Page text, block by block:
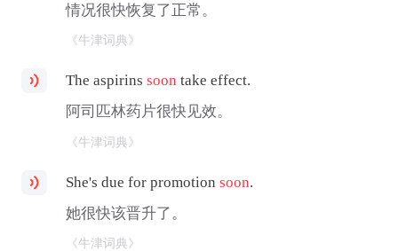
情况很快恢复了正常。
《牛津词典》
The aspirinssoon take effect.
阿司匹林药片很快见效。
《牛津词典》
She's due for promotionsoon.
她很快该晋升了。
《牛津词典》